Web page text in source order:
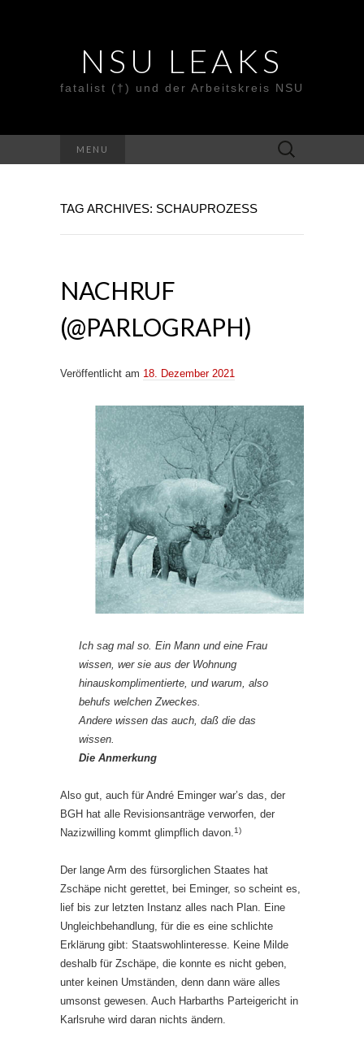
NSU LEAKS
fatalist (†) und der Arbeitskreis NSU
MENU
Suche
nach:
TAG ARCHIVES: SCHAUPROZESS
NACHRUF
(@PARLOGRAPH)
Veröffentlicht am 18. Dezember 2021
Ich sag mal so. Ein Mann und eine Frau
wissen, wer sie aus der Wohnung
hinauskomplimentierte, und warum, also
behufs welchen Zweckes.
Andere wissen das auch, daß die das
wissen.
Die Anmerkung
Also gut, auch für André Eminger war’s das, der
BGH hat alle Revisionsanträge verworfen, der
Nazizwilling kommt glimpflich davon.1)
Der lange Arm des fürsorglichen Staates hat
Zschäpe nicht gerettet, bei Eminger, so scheint es,
lief bis zur letzten Instanz alles nach Plan. Eine
Ungleichbehandlung, für die es eine schlichte
Erklärung gibt: Staatswohlinteresse. Keine Milde
deshalb für Zschäpe, die konnte es nicht geben,
unter keinen Umständen, denn dann wäre alles
umsonst gewesen. Auch Harbarths Parteigericht in
Karlsruhe wird daran nichts ändern.